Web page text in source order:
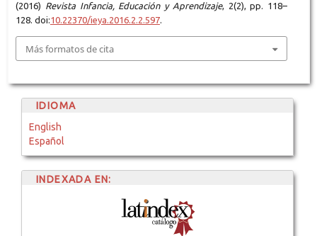
(2016) Revista Infancia, Educación y Aprendizaje, 2(2), pp. 118–
128. doi:10.22370/ieya.2016.2.2.597.
Más formatos de cita
IDIOMA
English
Español
INDEXADA EN: